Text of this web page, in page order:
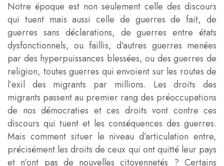
Notre époque est non seulement celle des discours
qui tuent mais aussi celle de guerres de fait, de
guerres sans déclarations, de guerres entre états
dysfonctionnels, ou faillis, d’autres guerres menées
par des hyperpuissances blessées, ou des guerres de
religion, toutes guerres qui envoient sur les routes de
l’exil des migrants par millions. Les droits des
migrants passent au premier rang des préoccupations
de nos démocraties et ces droits vont contre ces
discours qui tuent et les conséquences des guerres.
Mais comment situer le niveau d’articulation entre,
précisément les droits de ceux qui ont quitté leur pays
et n’ont pas de nouvelles citoyennetés ? Certains